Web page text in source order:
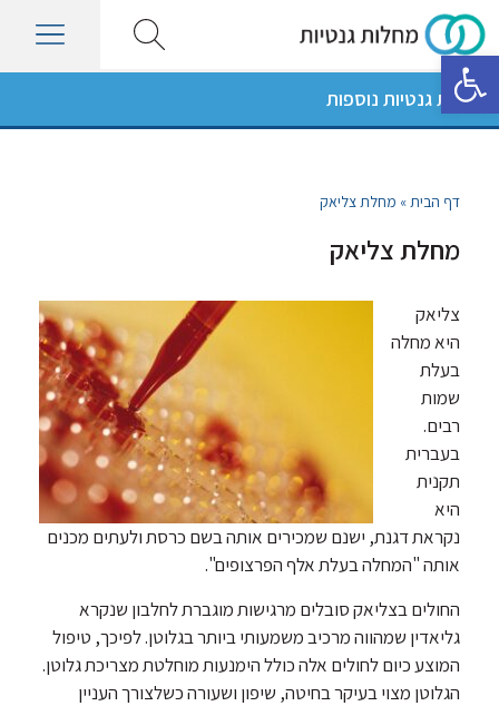
פתח סרגל נגישות
מחלות גנטיות נוספות
דף הבית» מחלת צליאק
מחלת צליאק
צליאק
היא מחלה
בעלת
שמות
רבים.
בעברית
תקנית
היא
נקראת דגנת, ישנם שמכירים אותה בשם כרסת ולעתים מכנים
אותה "המחלה בעלת אלף הפרצופים".
החולים בצליאק סובלים מרגישות מוגברת לחלבון שנקרא
גליאדין שמהווה מרכיב משמעותי ביותר בגלוטן. לפיכך, טיפול
המוצע כיום לחולים אלה כולל הימנעות מוחלטת מצריכת גלוטן.
הגלוטן מצוי בעיקר בחיטה, שיפון ושעורה כשלצורך העניין